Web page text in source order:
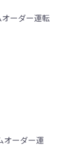
ーダー運転
オーダー運